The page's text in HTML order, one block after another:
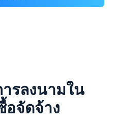
รลงนามใน
อจัดจ้าง